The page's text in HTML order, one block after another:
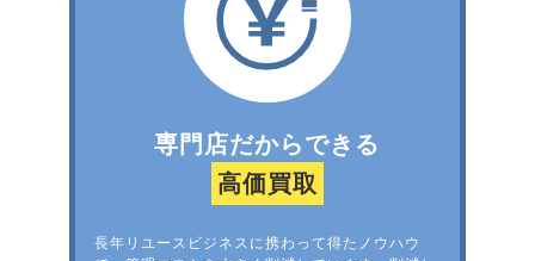
専門店だからできる
高価買取
長年リユースビジネスに携わって得たノウハウ